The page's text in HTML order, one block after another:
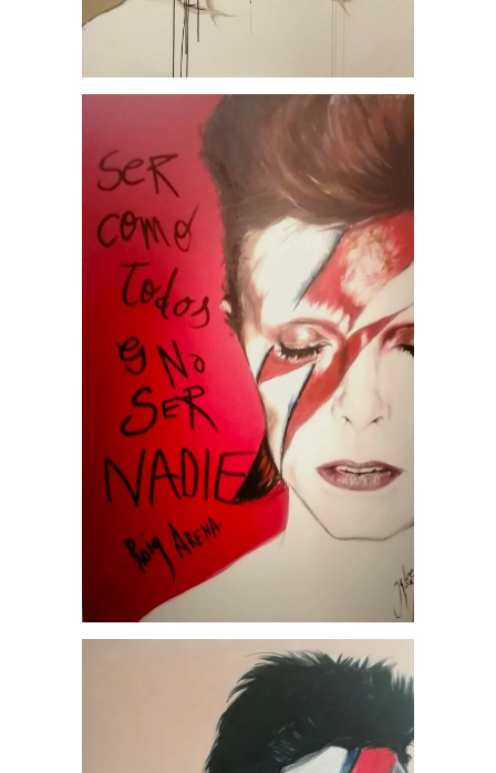
Bowie Roig Arena, por
Jesús Arrúe
Obras Disponibles
Portfolio
Sociedad